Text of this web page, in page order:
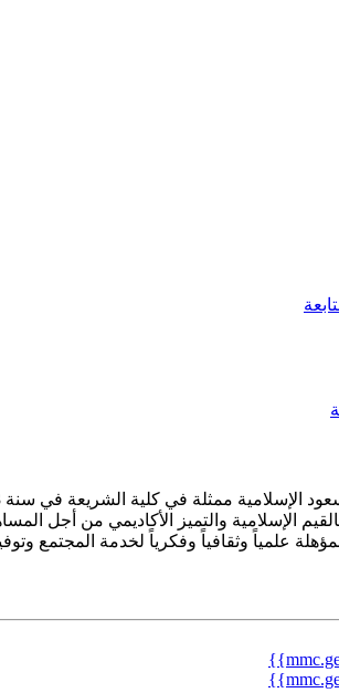
الإسلامية والتميز الأكاديمي من أجل
علمياً وثقافياً وفكرياً لخدمة المجتمع